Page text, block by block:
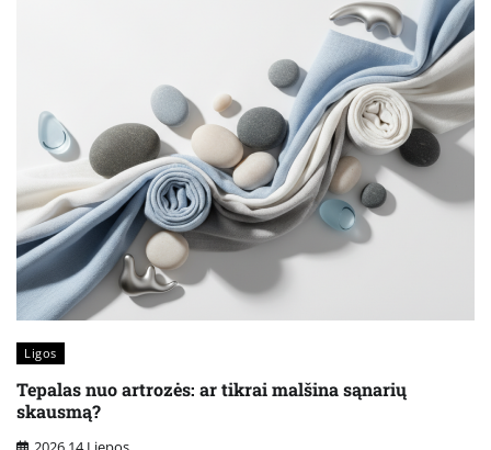
Ligos
Tepalas nuo artrozės: ar tikrai malšina sąnarių
skausmą?